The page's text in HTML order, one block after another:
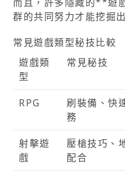
群的共同努力才能挖掘
常見遊戲類型秘技比較
遊戲類
型
常見秘技
RPG
刷裝備、快
務
射擊遊
戲
壓槍技巧、
配合